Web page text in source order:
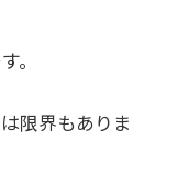
。
限界もありま